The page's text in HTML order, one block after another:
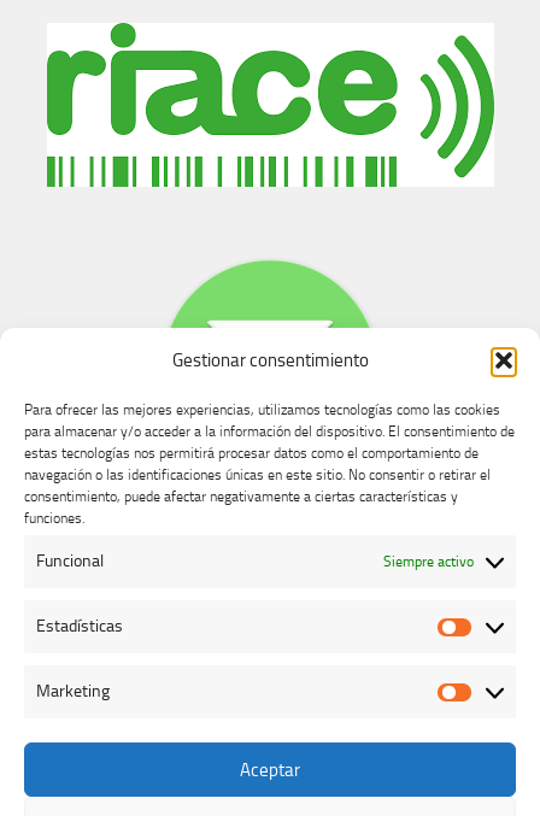
Gestionar consentimiento
Para ofrecer las mejores experiencias, utilizamos tecnologías como las cookies
para almacenar y/o acceder a la información del dispositivo. El consentimiento de
estas tecnologías nos permitirá procesar datos como el comportamiento de
navegación o las identificaciones únicas en este sitio. No consentir o retirar el
consentimiento, puede afectar negativamente a ciertas características y
funciones.
Funcional Siempre activo
Estadísticas
Marketing
Aceptar
Buzón de dudas, quejas y sugerencias
Colegio Oficial de Veterinarios de Cáceres © 2026. Todos los